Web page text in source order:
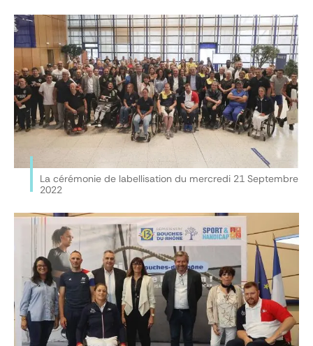
La cérémonie de labellisation du mercredi 21 Septembre
2022